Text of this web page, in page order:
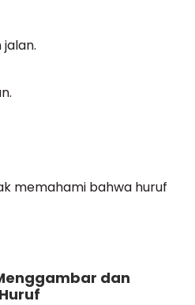
memahami bahwa huruf
dan